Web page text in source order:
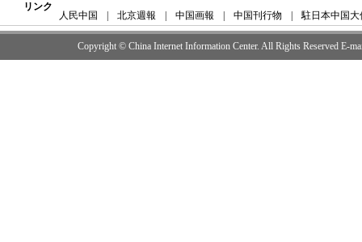
リンク
人民中国 北京週報 中国画報 中国刊行物 駐日本中国大
Copyright © China Internet Information Center. All Rights Reserved E-